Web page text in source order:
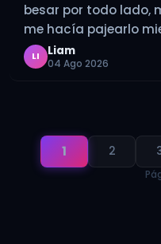
besar por todo lado,
me hacía pajearlo
dijo desnudate y lo
LI Liam
04 Ago 2026
1 2